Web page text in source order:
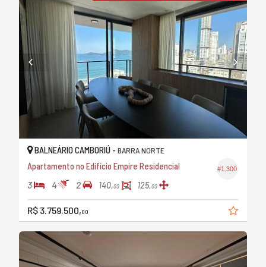
#1.300
BALNEÁRIO CAMBORIÚ - BARRA NORTE
Apartamento no Edifício Empire Residencial
3 4 2 140,00 125,00
R$ 3.759.500,00